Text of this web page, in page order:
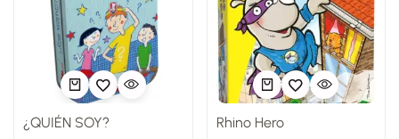
¿QUIÉN SOY? Rhino Hero